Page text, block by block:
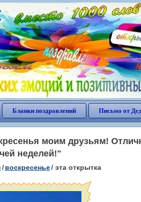
Бланки поздравлений Письмо от
моим друзьям!
неделей!"
/ воскресенье/ эта открытка